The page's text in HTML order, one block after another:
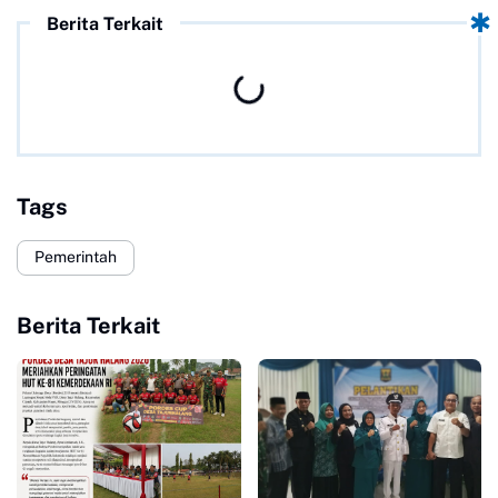
Berita Terkait
Tags
Pemerintah
Berita Terkait